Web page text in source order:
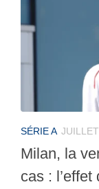
SÉRIE A
Milan, la
cas :